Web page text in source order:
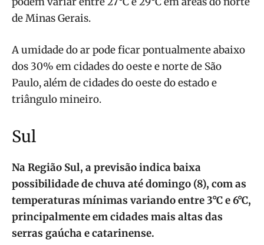
de Minas Gerais.
A umidade do ar pode ficar pontualmente abaixo
dos 30% em cidades do oeste e norte de São
Paulo, além de cidades do oeste do estado e
triângulo mineiro.
Sul
Na Região Sul, a previsão indica baixa
possibilidade de chuva até domingo (8), com as
temperaturas mínimas variando entre 3°C e 6°C,
principalmente em cidades mais altas das
serras gaúcha e catarinense.